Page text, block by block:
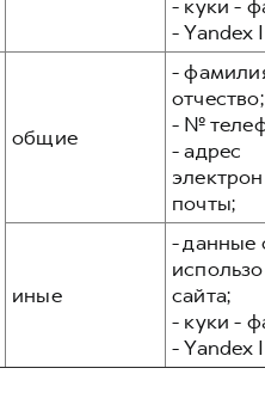
- куки -
- Yandex
общие
-
отчество;
- №
- адрес
почты;
иные
- данные
сайта;
- куки -
- Yandex